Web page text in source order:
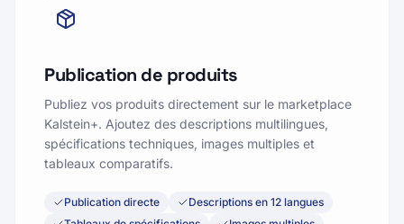
Publication de produits
Publiez vos produits directement sur le marketplace
Kalstein+. Ajoutez des descriptions multilingues,
spécifications techniques, images multiples et
tableaux comparatifs.
Publication directe
Descriptions en 12 langues
Tableaux de spécifications
Images multiples